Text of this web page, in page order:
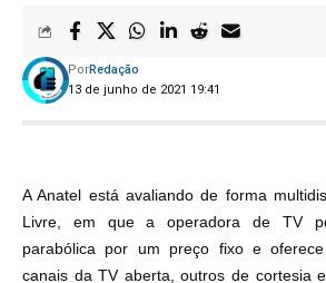
13 de junho de 2021 19:41
PorRedação
A Anatel está avaliando de forma
Livre, em que a operadora de TV
parabólica por um preço fixo e
canais da TV aberta, outros de cortesia